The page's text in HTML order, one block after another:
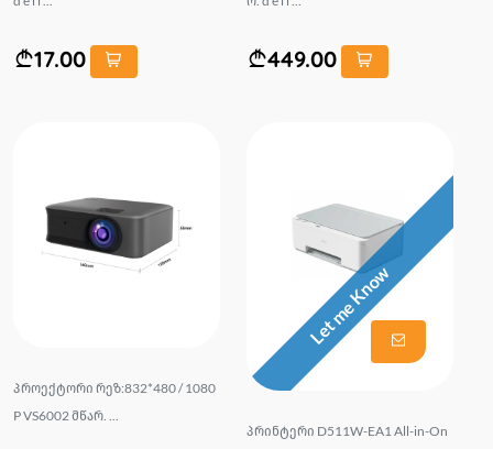
17.00 449.00
პროექტორი რეზ:832*480 / 1080
P VS6002 მწარ. ...
Let me Know
პრინტერი D511W-EA1 All-in-On